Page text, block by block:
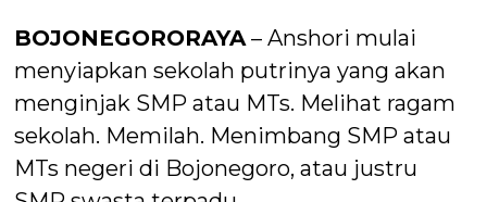
BOJONEGORORAYA– Anshori mulai
menyiapkan sekolah putrinya yang akan
menginjak SMP atau MTs. Melihat ragam
sekolah. Memilah. Menimbang SMP atau
MTs negeri di Bojonegoro, atau justru